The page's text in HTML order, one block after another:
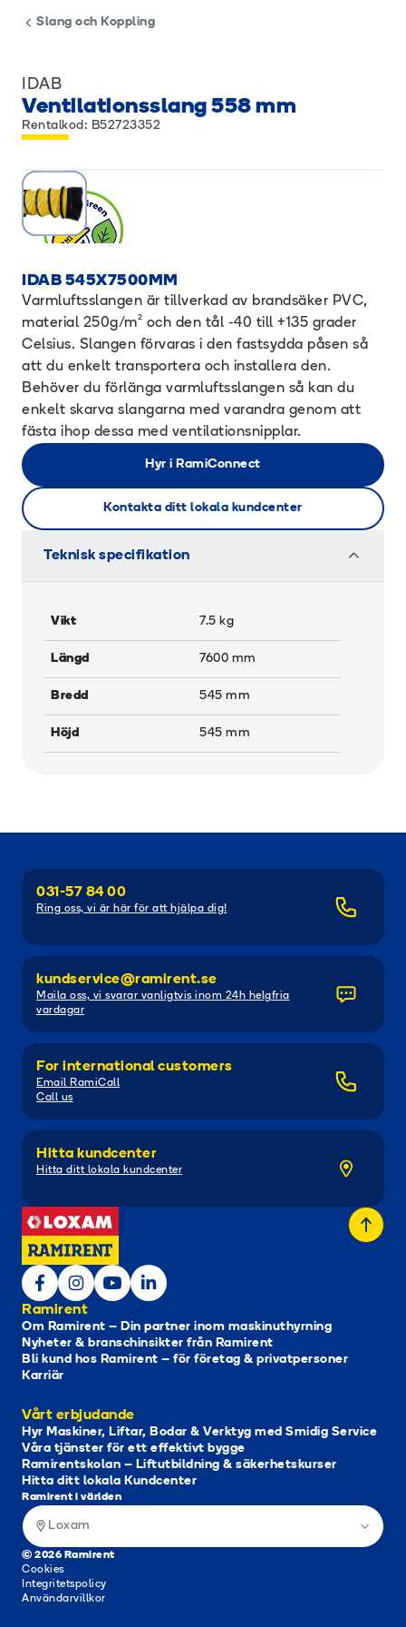
Slang och Koppling
IDAB
Ventilationsslang 558 mm
Rentalkod: B52723352
IDAB 545X7500MM
Varmluftsslangen är tillverkad av brandsäker PVC,
material 250g/m² och den tål -40 till +135 grader
Celsius. Slangen förvaras i den fastsydda påsen så
att du enkelt transportera och installera den.
Behöver du förlänga varmluftsslangen så kan du
enkelt skarva slangarna med varandra genom att
fästa ihop dessa med ventilationsnipplar.
Hyr i RamiConnect
Kontakta ditt lokala kundcenter
Teknisk specifikation
Vikt 7.5 kg
Längd 7600 mm
Bredd 545 mm
Höjd 545 mm
031-57 84 00
Ring oss, vi är här för att hjälpa dig!
kundservice@ramirent.se
Maila oss, vi svarar vanligtvis inom 24h helgfria
vardagar
For international customers
Email RamiCall
Call us
Hitta kundcenter
Hitta ditt lokala kundcenter
Ramirent
Om Ramirent – Din partner inom maskinuthyrning
Nyheter & branschinsikter från Ramirent
Bli kund hos Ramirent – för företag & privatpersoner
Karriär
Vårt erbjudande
Hyr Maskiner, Liftar, Bodar & Verktyg med Smidig Service
Våra tjänster för ett effektivt bygge
Ramirentskolan – Liftutbildning & säkerhetskurser
Hitta ditt lokala Kundcenter
© 2026 Ramirent
Cookies
Integritetspolicy
Användarvillkor
Ramirent i världen
Loxam